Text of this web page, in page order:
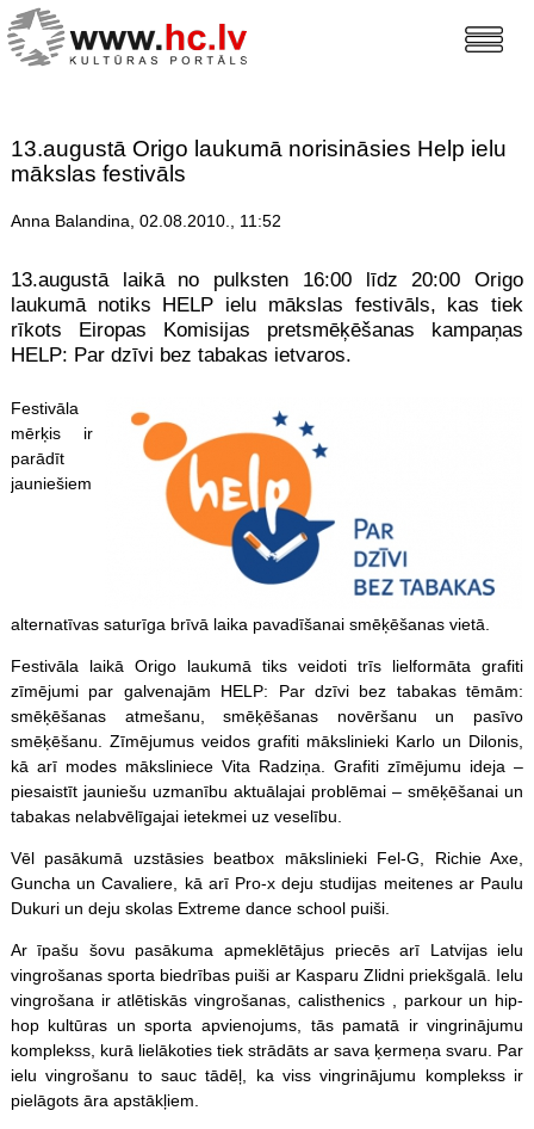
13.augustā Origo laukumā norisināsies Help ielu
mākslas festivāls
Anna Balandina, 02.08.2010., 11:52
13.augustā laikā no pulksten 16:00 līdz 20:00 Origo
laukumā notiks HELP ielu mākslas festivāls, kas tiek
rīkots Eiropas Komisijas pretsmēķēšanas kampaņas
HELP: Par dzīvi bez tabakas ietvaros.
Festivāla
mērķis ir
parādīt
jauniešiem
alternatīvas saturīga brīvā laika pavadīšanai smēķēšanas vietā.
Festivāla laikā Origo laukumā tiks veidoti trīs lielformāta grafiti
zīmējumi par galvenajām HELP: Par dzīvi bez tabakas tēmām:
smēķēšanas atmešanu, smēķēšanas novēršanu un pasīvo
smēķēšanu. Zīmējumus veidos grafiti mākslinieki Karlo un Dilonis,
kā arī modes māksliniece Vita Radziņa. Grafiti zīmējumu ideja –
piesaistīt jauniešu uzmanību aktuālajai problēmai – smēķēšanai un
tabakas nelabvēlīgajai ietekmei uz veselību.
Vēl pasākumā uzstāsies beatbox mākslinieki Fel-G, Richie Axe,
Guncha un Cavaliere, kā arī Pro-x deju studijas meitenes ar Paulu
Dukuri un deju skolas Extreme dance school puiši.
Ar īpašu šovu pasākuma apmeklētājus priecēs arī Latvijas ielu
vingrošanas sporta biedrības puiši ar Kasparu Zlidni priekšgalā. Ielu
vingrošana ir atlētiskās vingrošanas, calisthenics , parkour un hip-
hop kultūras un sporta apvienojums, tās pamatā ir vingrinājumu
komplekss, kurā lielākoties tiek strādāts ar sava ķermeņa svaru. Par
ielu vingrošanu to sauc tādēļ, ka viss vingrinājumu komplekss ir
pielāgots āra apstākļiem.